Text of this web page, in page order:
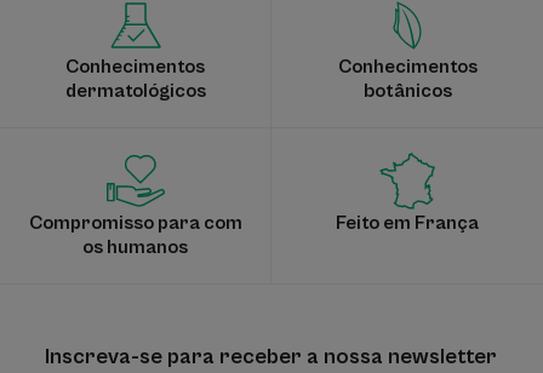
Conhecimentos
dermatológicos
Conhecimentos
botânicos
Compromisso para com
os humanos
Feito em França
Inscreva-se para receber a nossa newsletter